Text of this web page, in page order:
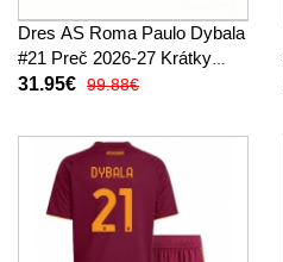
Dres AS Roma Paulo Dybala
#21 Preč 2026-27 Krátky
Rukáv
31.95€ 99.88€